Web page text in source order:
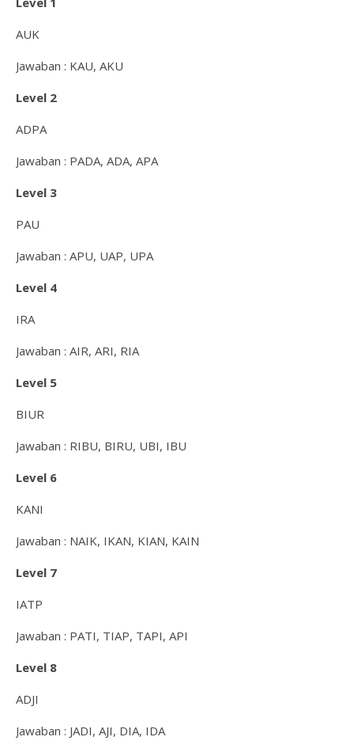
AUK
Jawaban : KAU, AKU
Level 2
ADPA
Jawaban : PADA, ADA, APA
Level 3
PAU
Jawaban : APU, UAP, UPA
Level 4
IRA
Jawaban : AIR, ARI, RIA
Level 5
BIUR
Jawaban : RIBU, BIRU, UBI, IBU
Level 6
KANI
Jawaban : NAIK, IKAN, KIAN, KAIN
Level 7
IATP
Jawaban : PATI, TIAP, TAPI, API
Level 8
ADJI
Jawaban : JADI, AJI, DIA, IDA